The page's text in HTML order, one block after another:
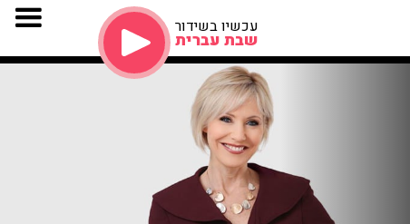
עכשיו בשידור
שבת עברית